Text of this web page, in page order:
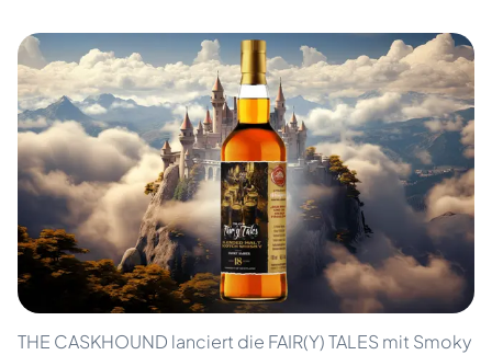
THE CASKHOUND lanciert die FAIR(Y) TALES mit Smoky